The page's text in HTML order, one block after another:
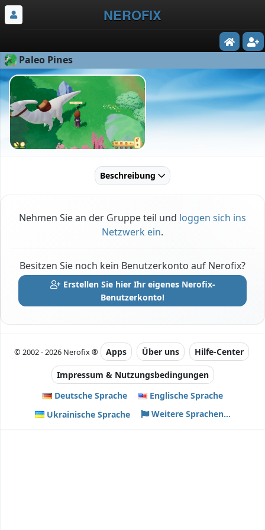
NEROFIX
Paleo Pines
Beschreibung
Nehmen Sie an der Gruppe teil und loggen sich ins
Netzwerk ein.
Besitzen Sie noch kein Benutzerkonto auf Nerofix?
Erstellen Sie hier Ihr eigenes Nerofix-
Benutzerkonto!
© 2002 - 2026 Nerofix ® Apps Über uns Hilfe-Center
Impressum & Nutzungsbedingungen
Deutsche Sprache
Englische Sprache
Ukrainische Sprache
Weitere Sprachen...